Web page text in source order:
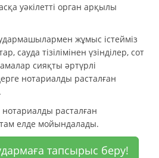
уәкілетті орган арқылы
жұмыс істейміз
сауда тізілімінен үзінділер, сот
сияқты әртүрлі
нотариалды расталған
расталған
елде мойындалады.
тапсырыс беру!